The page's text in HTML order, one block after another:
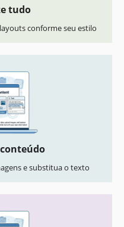
tudo
conforme seu estilo
e substitua o texto